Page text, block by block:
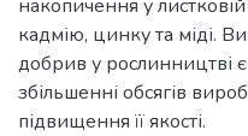
накопичення у
кадмію, цинку та міді.
добрив у рослинництві
збільшенні обсягів
підвищення її якості.